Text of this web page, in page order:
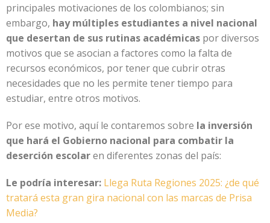
principales motivaciones de los colombianos; sin
embargo, hay múltiples estudiantes a nivel nacional
que desertan de sus rutinas académicas por diversos
motivos que se asocian a factores como la falta de
recursos económicos, por tener que cubrir otras
necesidades que no les permite tener tiempo para
estudiar, entre otros motivos.
Por ese motivo, aquí le contaremos sobre la inversión
que hará el Gobierno nacional para combatir la
deserción escolaren diferentes zonas del país:
Le podría interesar: Llega Ruta Regiones 2025: ¿de qué
tratará esta gran gira nacional con las marcas de Prisa
Media?